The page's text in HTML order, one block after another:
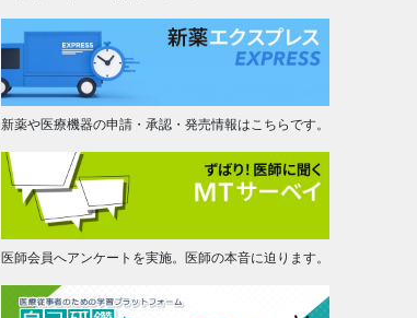
新薬や医療機器の申請・承認・発売情報はこちらです。
医師会員へアンケートを実施。医師の本音に迫ります。